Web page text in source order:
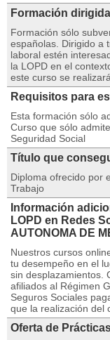
Formación
Formación sólo
españolas. Dirigido a
laboral estén
la LOPD en el
este curso se
Requisitos para
Esta formación sólo
Curso que sólo
Seguridad Social
Título que
Diploma ofrecido por
Trabajo
Información
LOPD en Redes
AUTONOMA DE
Nuestros cursos
tu desempeño en el
sin desplazamientos.
afiliados al Régimen
Seguros Sociales
que la realización del
Oferta de